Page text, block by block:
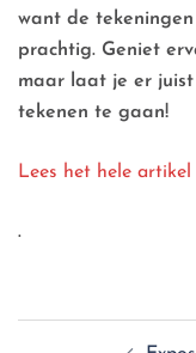
want de
prachtig. Geniet
maar laat je er
tekenen te gaan!
Lees het hele artikel
.